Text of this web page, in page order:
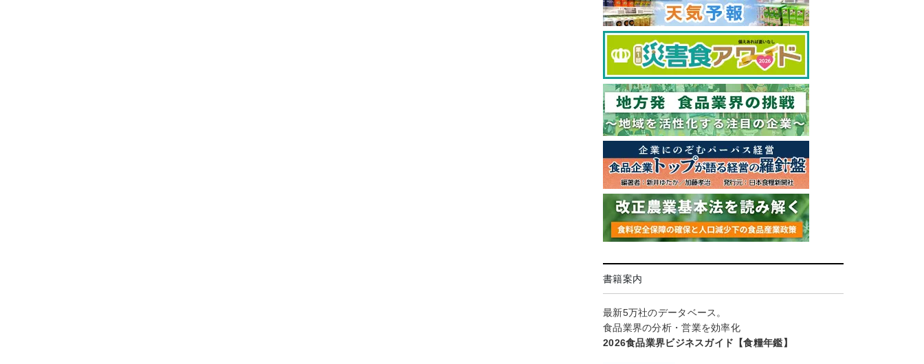
書籍案内
最新5万社のデータベース。
食品業界の分析・営業を効率化
2026食品業界ビジネスガイド【食糧年鑑】